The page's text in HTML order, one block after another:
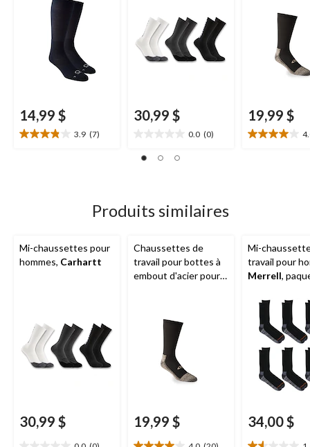
2 paires
14,99 $
3.9 (7)
3.9
30,99 $
0.0 (0)
étoile(s)
2 paires
19,99 $
4.0
Produits similaires
Mi-chaussettes pour
hommes, Carhartt
30,99 $
Chaussettes de
travail pour bottes à
embout d'acier pour
2 paires
19,99 $
Mi-
travail pour
Merrell,
34,00 $